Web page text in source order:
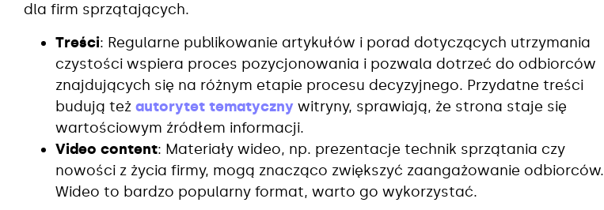
dla firm sprzątających.
Treści: Regularne publikowanie artykułów i porad dotyczących utrzymania
czystości wspiera proces pozycjonowania i pozwala dotrzeć do odbiorców
znajdujących się na różnym etapie procesu decyzyjnego. Przydatne treści
budują też autorytet tematyczny witryny, sprawiają, że strona staje się
wartościowym źródłem informacji.
Video content: Materiały wideo, np. prezentacje technik sprzątania czy
nowości z życia firmy, mogą znacząco zwiększyć zaangażowanie odbiorców.
Wideo to bardzo popularny format, warto go wykorzystać.